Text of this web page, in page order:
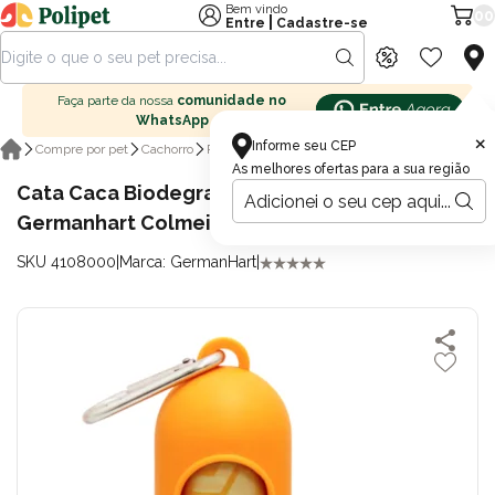
Informe seu CEP
As melhores ofertas para a sua região
×
Bem vindo
Entre
Cadastre-se
Faça parte da nossa comunidade no
WhatsApp
Compre por pet
Cachorro Passeio para cachorro Cata caca
Cata Caca Biodegradável Ecológico
Germanhart Colmeia para Cães e Gatos
SKU 4108000 Marca: GermanHart